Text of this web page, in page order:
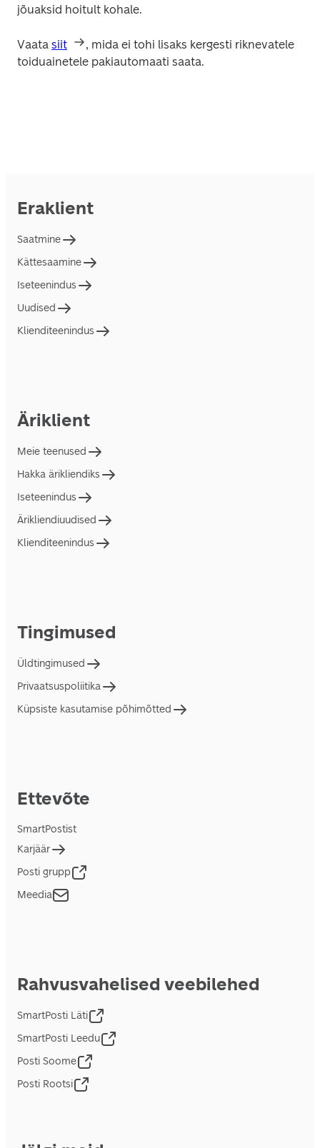
jõuaksid hoitult kohale.
Vaata siit
, mida ei tohi lisaks kergesti riknevatele
toiduainetele pakiautomaati saata.
Eraklient
Saatmine
Kättesaamine
Iseteenindus
Uudised
Klienditeenindus
Äriklient
Meie teenused
Hakka ärikliendiks
Iseteenindus
Ärikliendiuudised
Klienditeenindus
Tingimused
Üldtingimused
Privaatsuspoliitika
Küpsiste kasutamise põhimõtted
Ettevõte
SmartPostist
Karjäär
Posti grupp
Meedia
Rahvusvahelised veebilehed
SmartPosti Läti
SmartPosti Leedu
Posti Soome
Posti Rootsi